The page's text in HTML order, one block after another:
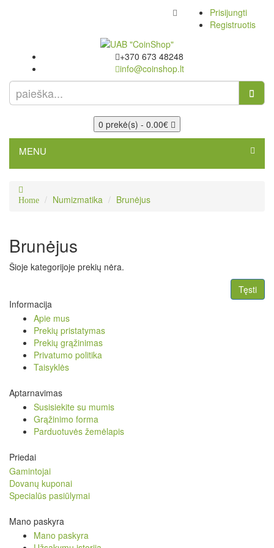
Prisijungti
Registruotis
+370 673 48248
info@coinshop.lt
0 prekė(s) - 0.00€
MENU
Home Numizmatika Brunėjus
Brunėjus
Šioje kategorijoje prekių nėra.
Tęsti
Informacija
Apie mus
Prekių pristatymas
Prekių grąžinimas
Privatumo politika
Taisyklės
Aptarnavimas
Susisiekite su mumis
Grąžinimo forma
Parduotuvės žemėlapis
Priedai
Gamintojai
Dovanų kuponai
Specialūs pasiūlymai
Mano paskyra
Mano paskyra